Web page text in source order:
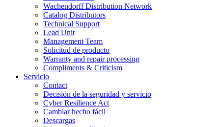
Wachendorff Distribution Network
Catalog Distributors
Technical Support
Lead Unit
Management Team
Solicitud de producto
Warranty and repair processing
Compliments & Criticism
Servicio
Contact
Decisión de la seguridad y servicio
Cyber Resilience Act
Cambiar hecho fácil
Descargas